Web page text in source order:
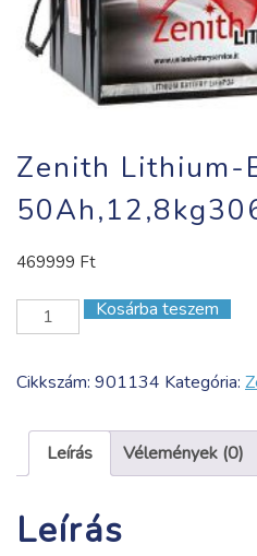
Zenith Lithium-
469999 Ft
Zenith
Lithium-
50Ah,12,8kg306x168x216m
Kosárba teszem
Cikkszám: 901134 Kategória:
Leírás Vélemények (0)
Leírás